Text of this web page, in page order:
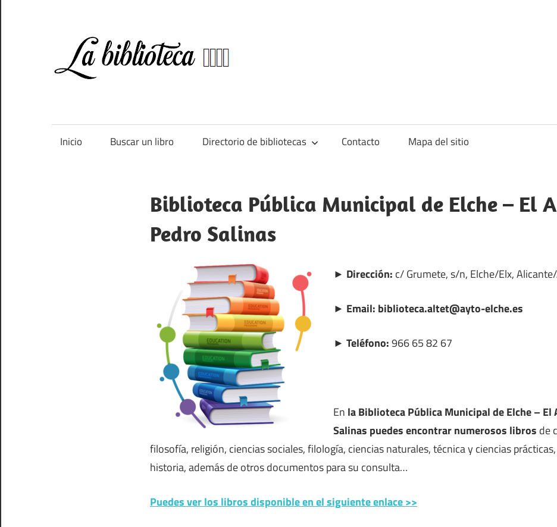
contenido
bibliotecas
deInicio Buscar un libro Directorio de bibliotecas Contacto Mapa del sitio
Biblioteca Pública Municipal de Elche – El
Pedro Salinas
► Dirección: c/ Grumete, s/n, Elche/Elx,
► Email: biblioteca.altet@ayto-elche.es
► Teléfono:966 65 82 67
En la Biblioteca Pública Municipal de Elche – El
Salinas puedes encontrar numerosos libros de
filosofía, religión, ciencias sociales, filología, ciencias naturales, técnica y ciencias
historia, además de otros documentos para su consulta…
Puedes ver los libros disponible en el siguiente enlace >>